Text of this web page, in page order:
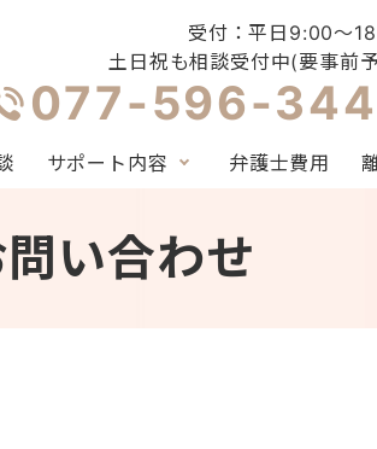
受付：平日9:00〜
土日祝も相談受付中(要事前
077-596-
サポート内容 弁護士費用
問い合わせ